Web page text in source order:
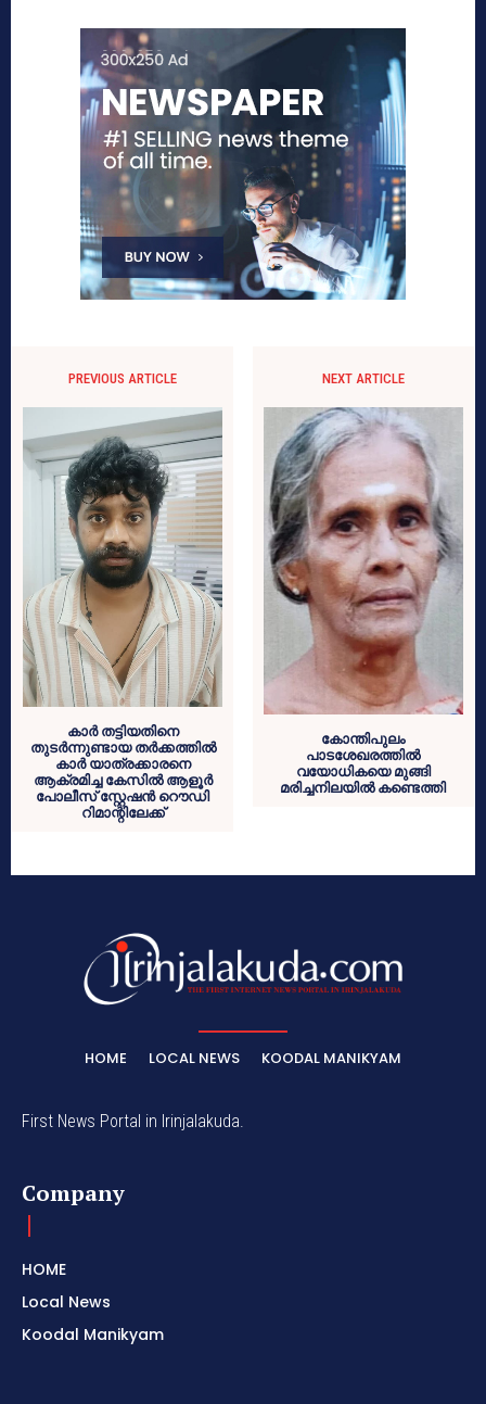
PREVIOUS ARTICLE
കാർ തട്ടിയതിനെ
തുടർന്നുണ്ടായ തർക്കത്തിൽ
കാർ യാത്രക്കാരനെ
ആക്രമിച്ച കേസിൽ ആളൂർ
പോലീസ് സ്റ്റേഷൻ റൌഡി
റിമാന്റിലേക്ക്
NEXT ARTICLE
കോന്തിപുലം
പാടശേഖരത്തിൽ
വയോധികയെ മുങ്ങി
മരിച്ചനിലയിൽ കണ്ടെത്തി
HOME LOCAL NEWS KOODAL MANIKYAM
First News Portal in Irinjalakuda.
Company
HOME
Local News
Koodal Manikyam